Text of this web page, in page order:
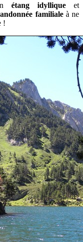
étang idyllique et
familialeà ne
!